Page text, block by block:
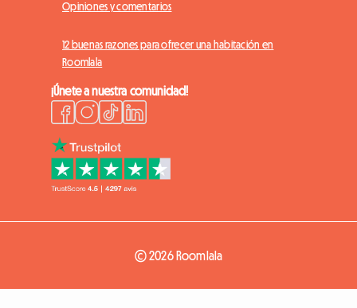
Opiniones y comentarios
12 buenas razones para ofrecer una habitación en
Roomlala
¡Únete a nuestra comunidad!
© 2026 Roomlala